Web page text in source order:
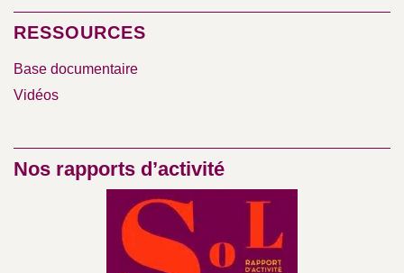
RESSOURCES
Base documentaire
Vidéos
Nos rapports d’activité